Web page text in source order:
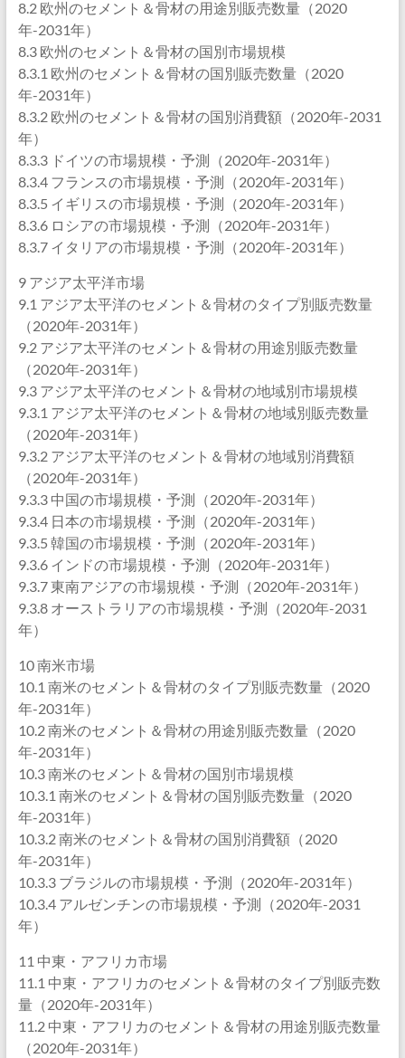
8.2 欧州のセメント＆骨材の用途別販売数量（2020
年-2031年）
8.3 欧州のセメント＆骨材の国別市場規模
8.3.1 欧州のセメント＆骨材の国別販売数量（2020
年-2031年）
8.3.2 欧州のセメント＆骨材の国別消費額（2020年-2031
年）
8.3.3 ドイツの市場規模・予測（2020年-2031年）
8.3.4 フランスの市場規模・予測（2020年-2031年）
8.3.5 イギリスの市場規模・予測（2020年-2031年）
8.3.6 ロシアの市場規模・予測（2020年-2031年）
8.3.7 イタリアの市場規模・予測（2020年-2031年）
9 アジア太平洋市場
9.1 アジア太平洋のセメント＆骨材のタイプ別販売数量
（2020年-2031年）
9.2 アジア太平洋のセメント＆骨材の用途別販売数量
（2020年-2031年）
9.3 アジア太平洋のセメント＆骨材の地域別市場規模
9.3.1 アジア太平洋のセメント＆骨材の地域別販売数量
（2020年-2031年）
9.3.2 アジア太平洋のセメント＆骨材の地域別消費額
（2020年-2031年）
9.3.3 中国の市場規模・予測（2020年-2031年）
9.3.4 日本の市場規模・予測（2020年-2031年）
9.3.5 韓国の市場規模・予測（2020年-2031年）
9.3.6 インドの市場規模・予測（2020年-2031年）
9.3.7 東南アジアの市場規模・予測（2020年-2031年）
9.3.8 オーストラリアの市場規模・予測（2020年-2031
年）
10 南米市場
10.1 南米のセメント＆骨材のタイプ別販売数量（2020
年-2031年）
10.2 南米のセメント＆骨材の用途別販売数量（2020
年-2031年）
10.3 南米のセメント＆骨材の国別市場規模
10.3.1 南米のセメント＆骨材の国別販売数量（2020
年-2031年）
10.3.2 南米のセメント＆骨材の国別消費額（2020
年-2031年）
10.3.3 ブラジルの市場規模・予測（2020年-2031年）
10.3.4 アルゼンチンの市場規模・予測（2020年-2031
年）
11 中東・アフリカ市場
11.1 中東・アフリカのセメント＆骨材のタイプ別販売数
量（2020年-2031年）
11.2 中東・アフリカのセメント＆骨材の用途別販売数量
（2020年-2031年）